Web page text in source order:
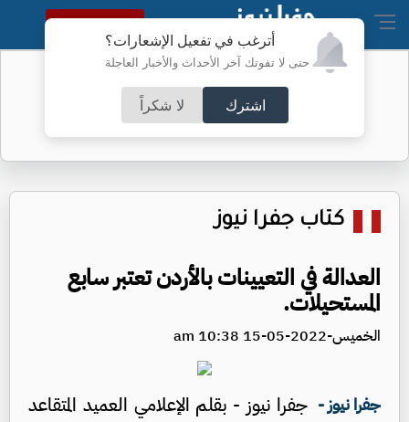
أترغب في تفعيل الإشعارات؟
حتى لا تفوتك آخر الأحداث والأخبار العاجلة
اشترك لا شكراً
النسخة الكاملة
كتاب جفرا نيوز
العدالة في التعيينات بالأردن تعتبر سابع
المستحيلات.
الخميس-2022-05-15 10:38 am
جفرا نيوز - جفرا نيوز - بقلم الإعلامي العميد المتقاعد